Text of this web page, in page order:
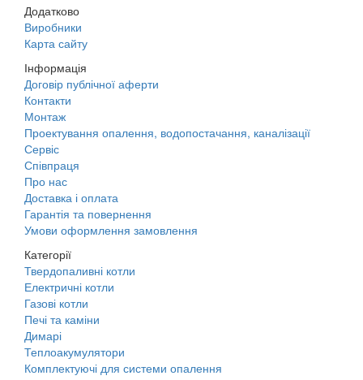
Додатково
Виробники
Карта сайту
Інформація
Договір публічної аферти
Контакти
Монтаж
Проектування опалення, водопостачання, каналізації
Сервіс
Співпраця
Про нас
Доставка і оплата
Гарантія та повернення
Умови оформлення замовлення
Категорії
Твердопаливні котли
Електричні котли
Газові котли
Печі та каміни
Димарі
Теплоакумулятори
Комплектуючі для системи опалення